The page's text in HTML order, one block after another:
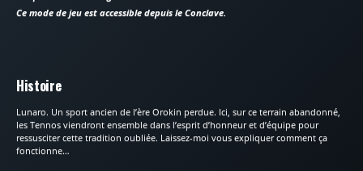
Ce mode de jeu est accessible depuis le Conclave.
Histoire
Lunaro. Un sport ancien de l’ère Orokin perdue. Ici, sur ce terrain abandonné,
les Tennos viendront ensemble dans l’esprit d’honneur et d’équipe pour
ressusciter cette tradition oubliée. Laissez-moi vous expliquer comment ça
fonctionne…